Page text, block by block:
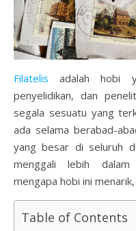
Filatelis adalah hobi
penyelidikan, dan
segala sesuatu yang
ada selama berabad-
yang besar di seluruh
menggali lebih
mengapa hobi ini
Table of Contents